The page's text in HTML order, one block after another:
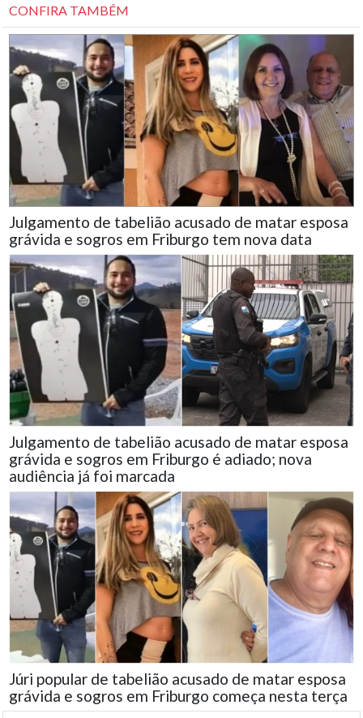
CONFIRA TAMBÉM
Julgamento de tabelião acusado de matar esposa
grávida e sogros em Friburgo tem nova data
Julgamento de tabelião acusado de matar esposa
grávida e sogros em Friburgo é adiado; nova
audiência já foi marcada
Júri popular de tabelião acusado de matar esposa
grávida e sogros em Friburgo começa nesta terça